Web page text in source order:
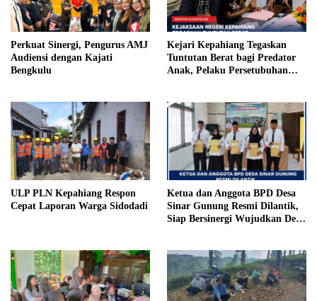
Perkuat Sinergi, Pengurus AMJ
Audiensi dengan Kajati
Bengkulu
Kejari Kepahiang Tegaskan
Tuntutan Berat bagi Predator
Anak, Pelaku Persetubuhan
Penjara
ULP PLN Kepahiang Respon
Cepat Laporan Warga Sidodadi
Ketua dan Anggota BPD Desa
Sinar Gunung Resmi Dilantik,
Siap Bersinergi Wujudkan Desa